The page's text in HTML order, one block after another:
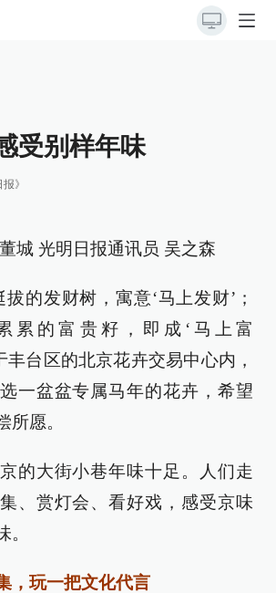
受别样年味
》
城 光明日报通讯员 吴之森
的发财树，寓意‘马上发财’；
累的富贵籽，即成‘马上富
台区的北京花卉交易中心内，
一盆盆专属马年的花卉，希望
所愿。
的大街小巷年味十足。人们走
、赏灯会、看好戏，感受京味
。
，玩一把文化代言